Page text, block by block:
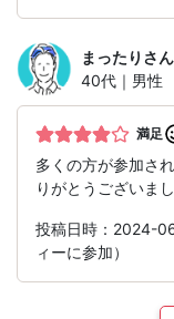
まったり さん
40代｜男性
満足
多くの方が参加さ
りがとうございまし
投稿日時：2024-
ィーに参加）